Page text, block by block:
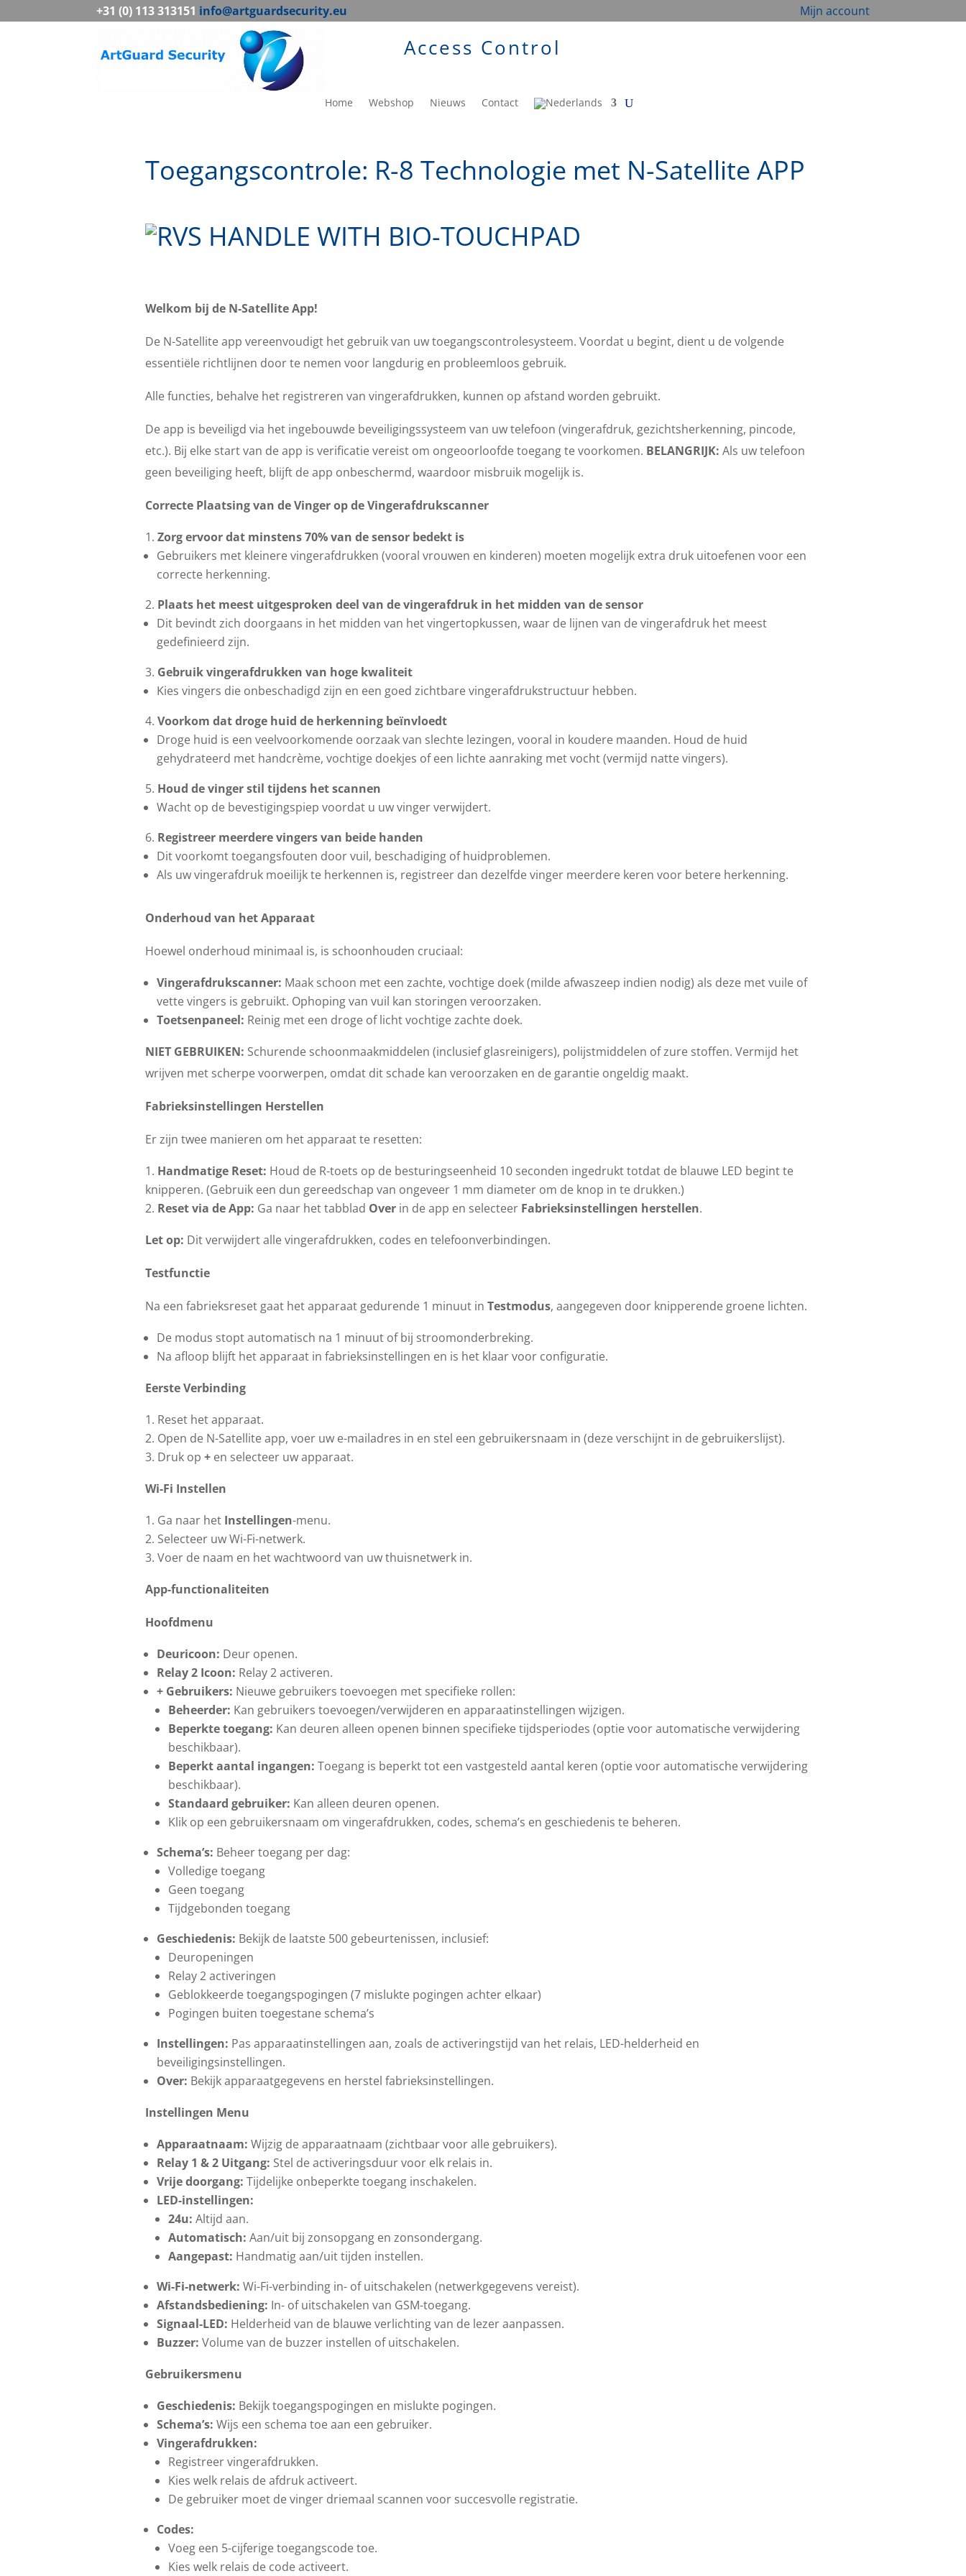
+31 (0) 113 313151 info@artguardsecurity.eu Mijn account
Access Control
Home Webshop Nieuws Contact
Toegangscontrole: R-8 Technologie met N-Satellite APP
Welkom bij de N-Satellite App!
De N-Satellite app vereenvoudigt het gebruik van uw toegangscontrolesysteem. Voordat u begint, dient u de volgende
essentiële richtlijnen door te nemen voor langdurig en probleemloos gebruik.
Alle functies, behalve het registreren van vingerafdrukken, kunnen op afstand worden gebruikt.
De app is beveiligd via het ingebouwde beveiligingssysteem van uw telefoon (vingerafdruk, gezichtsherkenning, pincode,
etc.). Bij elke start van de app is verificatie vereist om ongeoorloofde toegang te voorkomen. BELANGRIJK: Als uw telefoon
geen beveiliging heeft, blijft de app onbeschermd, waardoor misbruik mogelijk is.
Correcte Plaatsing van de Vinger op de Vingerafdrukscanner
Zorg ervoor dat minstens 70% van de sensor bedekt is
Gebruikers met kleinere vingerafdrukken (vooral vrouwen en kinderen) moeten mogelijk extra druk uitoefenen voor een
correcte herkenning.
Plaats het meest uitgesproken deel van de vingerafdruk in het midden van de sensor
Dit bevindt zich doorgaans in het midden van het vingertopkussen, waar de lijnen van de vingerafdruk het meest
gedefinieerd zijn.
Gebruik vingerafdrukken van hoge kwaliteit
Kies vingers die onbeschadigd zijn en een goed zichtbare vingerafdrukstructuur hebben.
Voorkom dat droge huid de herkenning beïnvloedt
Droge huid is een veelvoorkomende oorzaak van slechte lezingen, vooral in koudere maanden. Houd de huid
gehydrateerd met handcrème, vochtige doekjes of een lichte aanraking met vocht (vermijd natte vingers).
Houd de vinger stil tijdens het scannen
Wacht op de bevestigingspiep voordat u uw vinger verwijdert.
Registreer meerdere vingers van beide handen
Dit voorkomt toegangsfouten door vuil, beschadiging of huidproblemen.
Als uw vingerafdruk moeilijk te herkennen is, registreer dan dezelfde vinger meerdere keren voor betere herkenning.
Onderhoud van het Apparaat
Hoewel onderhoud minimaal is, is schoonhouden cruciaal:
Vingerafdrukscanner: Maak schoon met een zachte, vochtige doek (milde afwaszeep indien nodig) als deze met vuile of
vette vingers is gebruikt. Ophoping van vuil kan storingen veroorzaken.
Toetsenpaneel: Reinig met een droge of licht vochtige zachte doek.
NIET GEBRUIKEN: Schurende schoonmaakmiddelen (inclusief glasreinigers), polijstmiddelen of zure stoffen. Vermijd het
wrijven met scherpe voorwerpen, omdat dit schade kan veroorzaken en de garantie ongeldig maakt.
Fabrieksinstellingen Herstellen
Er zijn twee manieren om het apparaat te resetten:
Handmatige Reset: Houd de R-toets op de besturingseenheid 10 seconden ingedrukt totdat de blauwe LED begint te
knipperen. (Gebruik een dun gereedschap van ongeveer 1 mm diameter om de knop in te drukken.)
Reset via de App: Ga naar het tabblad Overin de app en selecteer Fabrieksinstellingen herstellen.
Let op: Dit verwijdert alle vingerafdrukken, codes en telefoonverbindingen.
Testfunctie
Na een fabrieksreset gaat het apparaat gedurende 1 minuut in Testmodus, aangegeven door knipperende groene lichten.
De modus stopt automatisch na 1 minuut of bij stroomonderbreking.
Na afloop blijft het apparaat in fabrieksinstellingen en is het klaar voor configuratie.
Eerste Verbinding
Reset het apparaat.
Open de N-Satellite app, voer uw e-mailadres in en stel een gebruikersnaam in (deze verschijnt in de gebruikerslijst).
Druk op +en selecteer uw apparaat.
Wi-Fi Instellen
Ga naar het Instellingen-menu.
Selecteer uw Wi-Fi-netwerk.
Voer de naam en het wachtwoord van uw thuisnetwerk in.
App-functionaliteiten
Hoofdmenu
Deuricoon: Deur openen.
Relay 2 Icoon: Relay 2 activeren.
+ Gebruikers: Nieuwe gebruikers toevoegen met specifieke rollen:
Beheerder: Kan gebruikers toevoegen/verwijderen en apparaatinstellingen wijzigen.
Beperkte toegang: Kan deuren alleen openen binnen specifieke tijdsperiodes (optie voor automatische verwijdering
beschikbaar).
Beperkt aantal ingangen: Toegang is beperkt tot een vastgesteld aantal keren (optie voor automatische verwijdering
beschikbaar).
Standaard gebruiker: Kan alleen deuren openen.
Klik op een gebruikersnaam om vingerafdrukken, codes, schema’s en geschiedenis te beheren.
Schema’s: Beheer toegang per dag:
Volledige toegang
Geen toegang
Tijdgebonden toegang
Geschiedenis: Bekijk de laatste 500 gebeurtenissen, inclusief:
Deuropeningen
Relay 2 activeringen
Geblokkeerde toegangspogingen (7 mislukte pogingen achter elkaar)
Pogingen buiten toegestane schema’s
Instellingen: Pas apparaatinstellingen aan, zoals de activeringstijd van het relais, LED-helderheid en
beveiligingsinstellingen.
Over: Bekijk apparaatgegevens en herstel fabrieksinstellingen.
Instellingen Menu
Apparaatnaam: Wijzig de apparaatnaam (zichtbaar voor alle gebruikers).
Relay 1 & 2 Uitgang: Stel de activeringsduur voor elk relais in.
Vrije doorgang: Tijdelijke onbeperkte toegang inschakelen.
LED-instellingen:
24u: Altijd aan.
Automatisch: Aan/uit bij zonsopgang en zonsondergang.
Aangepast: Handmatig aan/uit tijden instellen.
Wi-Fi-netwerk: Wi-Fi-verbinding in- of uitschakelen (netwerkgegevens vereist).
Afstandsbediening: In- of uitschakelen van GSM-toegang.
Signaal-LED: Helderheid van de blauwe verlichting van de lezer aanpassen.
Buzzer: Volume van de buzzer instellen of uitschakelen.
Gebruikersmenu
Geschiedenis: Bekijk toegangspogingen en mislukte pogingen.
Schema’s: Wijs een schema toe aan een gebruiker.
Vingerafdrukken:
Registreer vingerafdrukken.
Kies welk relais de afdruk activeert.
De gebruiker moet de vinger driemaal scannen voor succesvolle registratie.
Codes:
Voeg een 5-cijferige toegangscode toe.
Kies welk relais de code activeert.